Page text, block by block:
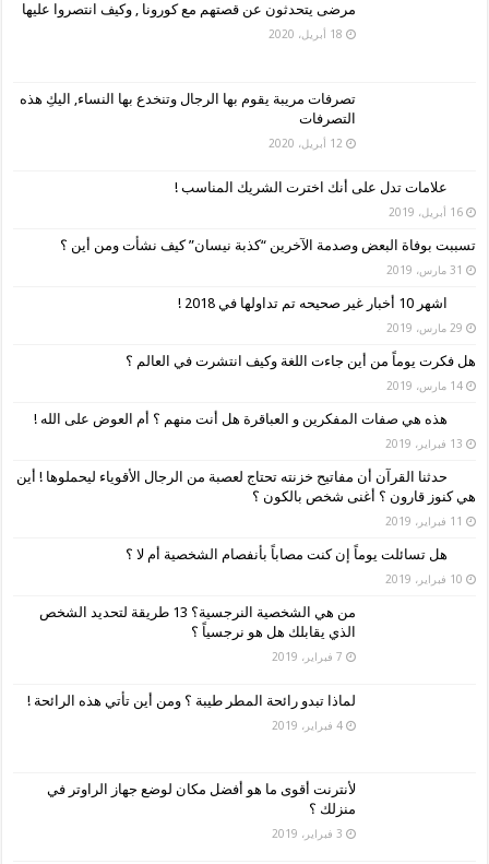
مرضى يتحدثون عن قصتهم مع كورونا , وكيف انتصروا عليها
18 أبريل، 2020
تصرفات مريبة يقوم بها الرجال وتنخدع بها النساء, اليكِ هذه
التصرفات
12 أبريل، 2020
علامات تدل على أنك اخترت الشريك المناسب !
16 أبريل، 2019
تسببت بوفاة البعض وصدمة الآخرين “كذبة نيسان” كيف نشأت ومن أين ؟
31 مارس، 2019
اشهر 10 أخبار غير صحيحه تم تداولها في 2018 !
29 مارس، 2019
هل فكرت يوماً من أين جاءت اللغة وكيف انتشرت في العالم ؟
14 مارس، 2019
هذه هي صفات المفكرين و العباقرة هل أنت منهم ؟ أم العوض على الله !
13 فبراير، 2019
حدثنا القرآن أن مفاتيح خزنته تحتاج لعصبة من الرجال الأقوياء ليحملوها ! أين
هي كنوز قارون ؟ أغنى شخص بالكون ؟
11 فبراير، 2019
هل تسائلت يوماً إن كنت مصاباً بأنفصام الشخصية أم لا ؟
10 فبراير، 2019
من هي الشخصية النرجسية؟ 13 طريقة لتحديد الشخص
الذي يقابلك هل هو نرجسياً ؟
7 فبراير، 2019
لماذا تبدو رائحة المطر طيبة ؟ ومن أين تأتي هذه الرائحة !
4 فبراير، 2019
لأنترنت أقوى ما هو أفضل مكان لوضع جهاز الراوتر في
منزلك ؟
3 فبراير، 2019